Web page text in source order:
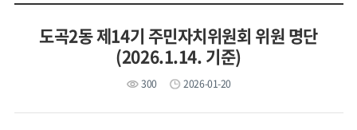
도곡2동 제14기 주민자치위원회 위원 명단
(2026.1.14. 기준)
300 2026-01-20